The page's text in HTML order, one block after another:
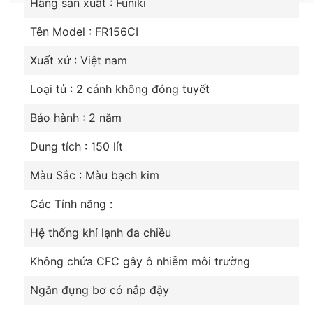
trường thời tiết.
Hệ thống khử mùi và diệt khuẩn HYBRID
khử mùi khó chịu của thực phẩm sinh ra ,trong
hệ thống này có các ion âm diệt vi khuẩn giúp
luồng không khí trong tủ lạnh trở nên tinh khiết.
Hãng sản xuất : Funiki
Tên Model : FR156CI
Xuất xứ : Việt nam
Loại tủ : 2 cánh không đóng tuyết
Bảo hành : 2 năm
Dung tích : 150 lít
Màu Sắc : Màu bạch kim
Các Tính năng :
Hệ thống khí lạnh đa chiều
Không chứa CFC gây ô nhiễm môi trường
Ngăn đựng bơ có nắp đậy